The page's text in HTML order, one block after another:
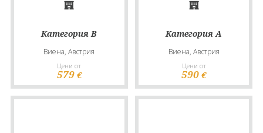
Категория B
Виена, Австрия
Цени от
579 €
Категория A
Виена, Австрия
Цени от
590 €